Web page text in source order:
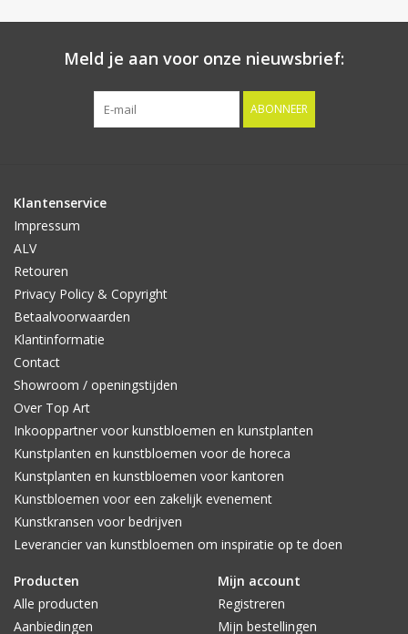
Meld je aan voor onze nieuwsbrief:
ABONNEER
Klantenservice
Impressum
ALV
Retouren
Privacy Policy & Copyright
Betaalvoorwaarden
Klantinformatie
Contact
Showroom / openingstijden
Over Top Art
Inkooppartner voor kunstbloemen en kunstplanten
Kunstplanten en kunstbloemen voor de horeca
Kunstplanten en kunstbloemen voor kantoren
Kunstbloemen voor een zakelijk evenement
Kunstkransen voor bedrijven
Leverancier van kunstbloemen om inspiratie op te doen
Producten
Alle producten
Aanbiedingen
Mijn account
Registreren
Mijn bestellingen